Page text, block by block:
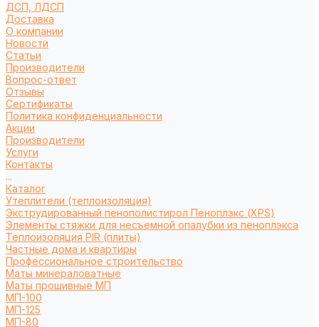
ДСП, ЛДСП
Доставка
О компании
Новости
Статьи
Производители
Вопрос-ответ
Отзывы
Сертификаты
Политика конфиденциальности
Акции
Производители
Услуги
Контакты
...
Каталог
Утеплители (теплоизоляция)
Экструдированный пенополистирол Пеноплэкс (XPS)
Элементы стяжки для несъемной опалубки из пеноплэкса
Теплоизоляция PIR (плиты)
Частные дома и квартиры
Профессиональное строительство
Маты минераловатные
Маты прошивные МП
МП-100
МП-125
МП-80